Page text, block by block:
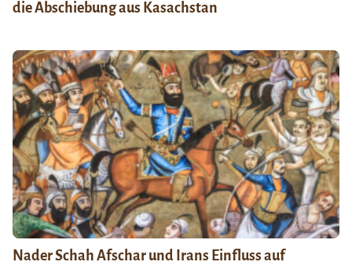
die Abschiebung aus Kasachstan
Nader Schah Afschar und Irans Einfluss auf